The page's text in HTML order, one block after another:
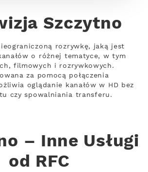
Szczytno
rozrywkę, jaką jest
o różnej tematyce, w tym
filmowych i rozrywkowych.
za pomocą połączenia
oglądanie kanałów w HD bez
czy spowalniania transferu.
– Inne Usługi
od RFC